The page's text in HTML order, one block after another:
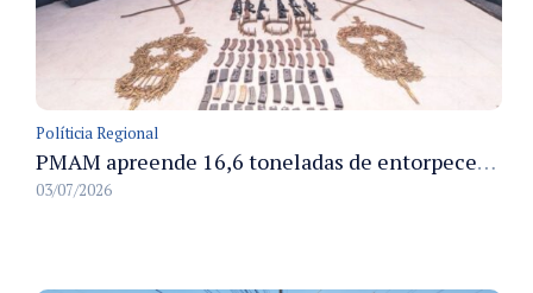
Políticia Regional
PMAM apreende 16,6 toneladas de entorpecentes e registra aumento nas prisões em flagrante e nas capturas de foragidos no primeiro semestre de 2026
03/07/2026